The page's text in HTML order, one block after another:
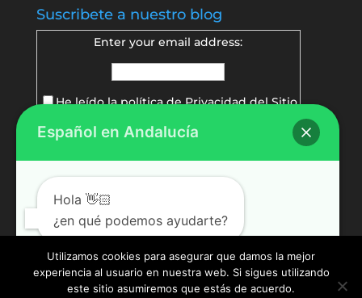
Suscribete a nuestro blog
Enter your email address:
He leído la política dePrivacidad del Sitio
Español en Andalucía
Hola 👋🏻
¿en qué podemos ayudarte?
Abrir chat
Utilizamos cookies para asegurar que damos la mejor
experiencia al usuario en nuestra web. Si sigues utilizando
este sitio asumiremos que estás de acuerdo.